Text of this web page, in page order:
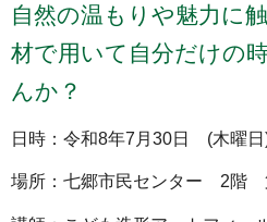
自然の温もりや魅力に
材で用いて自分だけの
んか？
日時：令和8年7月30日 (木曜
場所：七郷市民センター 2階